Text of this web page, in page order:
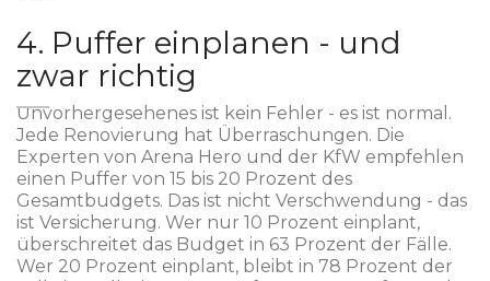
4. Puffer einplanen - und
zwar richtig
Unvorhergesehenes ist kein Fehler - es ist normal.
Jede Renovierung hat Überraschungen. Die
Experten von Arena Hero und der KfW empfehlen
einen Puffer von 15 bis 20 Prozent des
Gesamtbudgets. Das ist nicht Verschwendung - das
ist Versicherung. Wer nur 10 Prozent einplant,
überschreitet das Budget in 63 Prozent der Fälle.
Wer 20 Prozent einplant, bleibt in 78 Prozent der